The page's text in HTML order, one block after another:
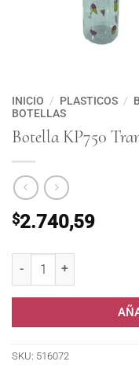
INICIO / PLASTICOS /
BOTELLAS
Botella KP750
$2.740,59
SKU: 516072